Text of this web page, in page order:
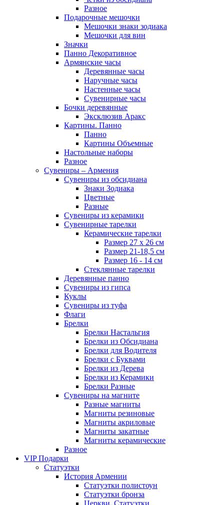
Разное
Подарочные мешочки
Мешочки знаки зодиака
Мешочки для вин
Значки
Панно Декоративное
Армянские часы
Деревянные часы
Наручные часы
Настенные часы
Сувенирные часы
Бочки деревянные
Эксклюзив Аракс
Картины. Панно
Панно
Картины Объемные
Настольные наборы
Разное
Сувениры – Армения
Сувениры из обсидиана
Знаки Зодиака
Цветные
Разные
Сувениры из керамики
Сувенирные тарелки
Керамические тарелки
Размер 27 х 26 см
Размер 21-18,5 см
Размер 16 - 14 см
Стеклянные тарелки
Деревянные панно
Сувениры из гипса
Куклы
Сувениры из туфа
Флаги
Брелки
Брелки Настальгия
Брелки из Обсидиана
Брелки для Водителя
Брелки с Буквами
Брелки из Дерева
Брелки из Керамики
Брелки Разные
Сувениры на магните
Разные магниты
Магниты резиновые
Магниты акриловые
Магниты закатные
Магниты керамические
Разное
VIP Подарки
Статуэтки
История Армении
Статуэтки полистоун
Статуэтки бронза
Церкви. Статуэтки